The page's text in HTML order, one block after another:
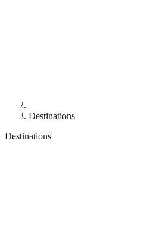
Destinations
Destinations